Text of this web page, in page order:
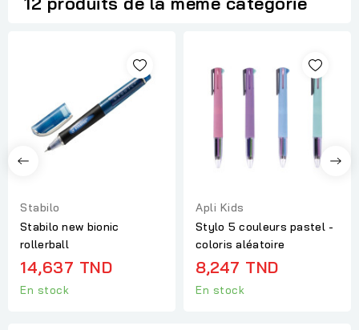
Stabilo
Stabilo new bionic
rollerball
14,637 TND
En stock
Apli Kids
Stylo 5 couleurs pastel -
coloris aléatoire
8,247 TND
En stock